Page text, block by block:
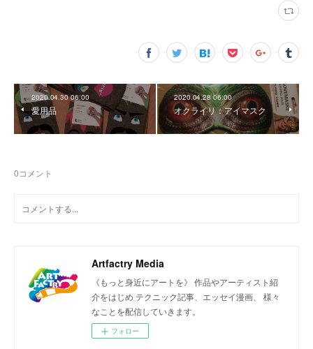
2020.04.30 06:00
愛用品
2020.04.28 06:00
オクライリ：アイマスク
0コメント
Artfactry Media
《もっと身近にアートを》 作品やアーティスト紹
介をはじめ テクニック記事、エッセイ漫画、 様々
なことを配信していきます。
フォロー